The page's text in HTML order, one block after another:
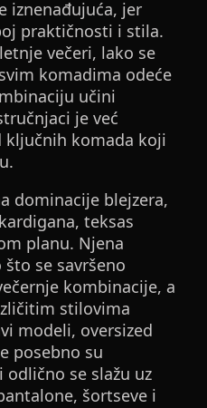
iznenađujuća, jer
praktičnosti i stila.
večeri, lako se
komadima odeće
učini
je već
ključnih komada koji
dominacije blejzera,
teksas
planu. Njena
se savršeno
kombinacije, a
stilovima
modeli, oversized
posebno su
odlično se slažu uz
šortseve i